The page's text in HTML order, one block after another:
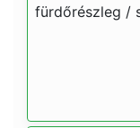
fürdőrészleg /